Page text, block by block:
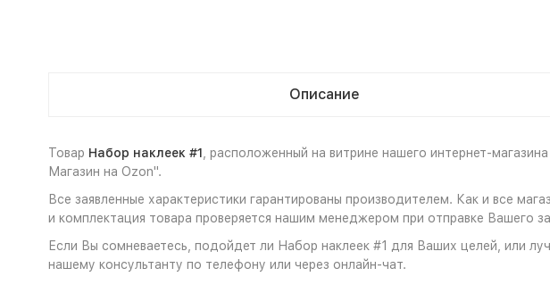
Описание
Товар Набор наклеек #1 , расположенный на витрине нашего интернет-
Магазин на Ozon".
Все заявленные характеристики гарантированы производителем. Как и все
и комплектация товара проверяется нашим менеджером при отправке Вашего
Если Вы сомневаетесь, подойдет ли Набор наклеек #1 для Ваших целей, или
нашему консультанту по телефону или через онлайн-чат.